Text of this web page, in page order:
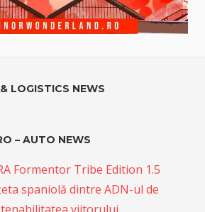
viitorului
În peisajul SUV-
reușit de la bun
impună printr-o
aparte: un design
volan retrasă și un